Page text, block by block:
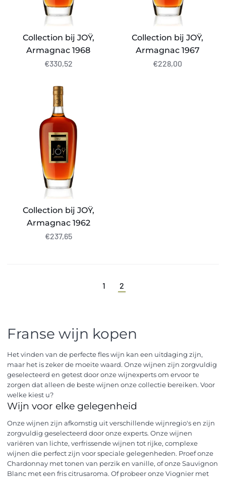
Collection bij JOŸ,
Armagnac 1968
€330,52
Collection bij JOŸ,
Armagnac 1967
€228,00
Armagnac
Collection bij JOŸ,
Armagnac 1962
€237,65
1 2
Franse wijn kopen
Het vinden van de perfecte fles wijn kan een uitdaging zijn,
maar het is zeker de moeite waard. Onze wijnen zijn zorgvuldig
geselecteerd en getest door onze wijnexperts om ervoor te
zorgen dat alleen de beste wijnen onze collectie bereiken. Voor
welke kiest u?
Wijn voor elke gelegenheid
Onze wijnen zijn afkomstig uit verschillende wijnregio's en zijn
zorgvuldig geselecteerd door onze experts. Onze wijnen
variëren van lichte, verfrissende wijnen tot rijke, complexe
wijnen die perfect zijn voor speciale gelegenheden. Proef onze
Chardonnay met tonen van perzik en vanille, of onze Sauvignon
Blanc met een fris citrusaroma. Of probeer onze Viognier met